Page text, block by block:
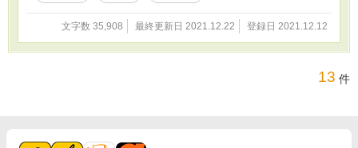
文字数 35,908 最終更新日 2021.12.22 登録日 2021.12.12
13 件